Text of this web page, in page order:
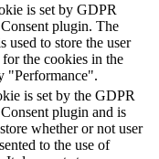
is set by GDPR
plugin. The
used to store the user
for the cookies in the
"Performance".
is set by the GDPR
plugin and is
whether or not user
to the use of